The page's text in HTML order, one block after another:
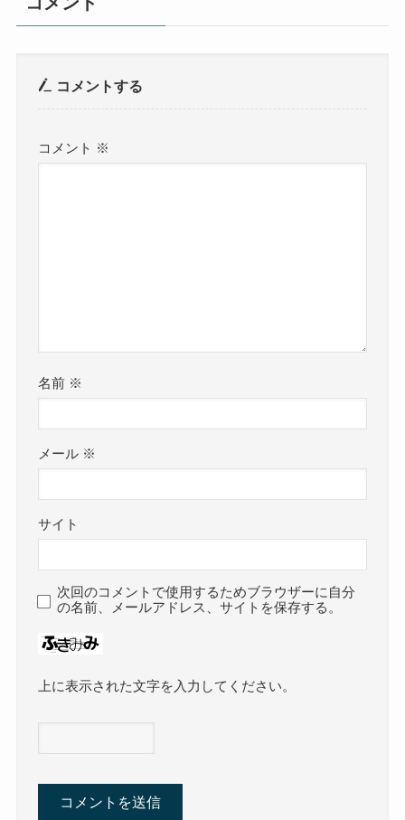
コメントする
コメント ※
名前 ※
メール ※
サイト
次回のコメントで使用するためブラウザーに自分
の名前、メールアドレス、サイトを保存する。
上に表示された文字を入力してください。